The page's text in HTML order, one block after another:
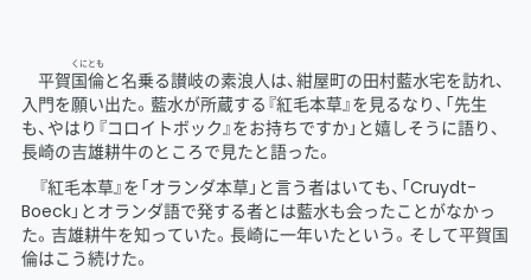
平賀国倫
くにとも
と名乗る讃岐の素浪人は、紺屋町の田村藍水宅を訪れ、
入門を願い出た。藍水が所蔵する『紅毛本草』を見るなり、「先生
も、やはり『コロイトボック』をお持ちですか」と嬉しそうに語り、
長崎の吉雄耕牛のところで見たと語った。
『紅毛本草』を「オランダ本草」と言う者はいても、「Cruydt-
Boeck」とオランダ語で発する者とは藍水も会ったことがなかっ
た。吉雄耕牛を知っていた。長崎に一年いたという。そして平賀国
倫はこう続けた。